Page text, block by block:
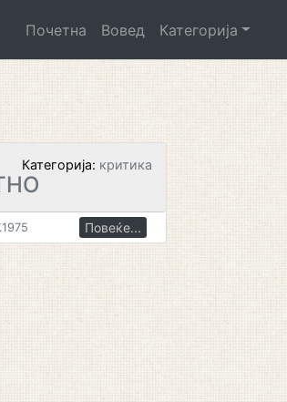
Почетна Вовед Категорија
Категорија: критика
Повеќе...